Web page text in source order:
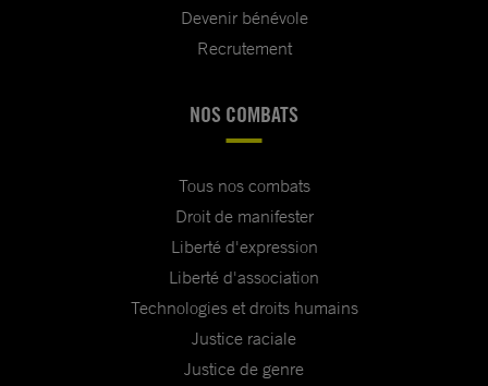
Devenir bénévole
Recrutement
NOS COMBATS
Tous nos combats
Droit de manifester
Liberté d'expression
Liberté d'association
Technologies et droits humains
Justice raciale
Justice de genre